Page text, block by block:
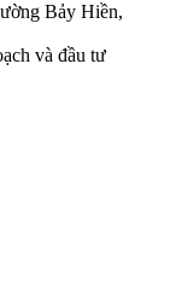
Bảy Hiền,
và đầu tư